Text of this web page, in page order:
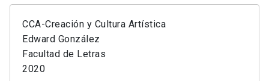
CCA-Creación y Cultura Artística
Edward González
Facultad de Letras
2020